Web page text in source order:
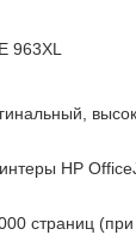
963XL
HP
страниц